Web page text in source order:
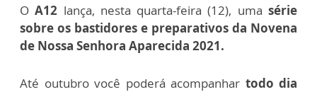
OA12 lança, nesta quarta-feira (12), umasérie
sobre os bastidores e preparativos da Novena
de Nossa Senhora Aparecida 2021.
Até outubro você poderá acompanhar todo dia